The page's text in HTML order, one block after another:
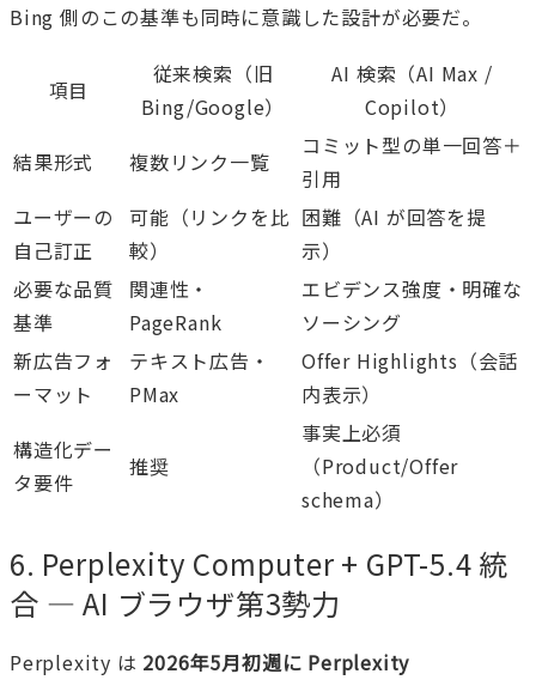
Bing 側のこの基準も同時に意識した設計が必要だ。
項目
従来検索（旧
Bing/Google）
AI 検索（AI Max /
Copilot）
結果形式
複数リンク一覧
コミット型の単一回答＋
引用
ユーザーの
自己訂正
可能（リンクを比
較）
困難（AI が回答を提
示）
必要な品質
基準
関連性・
PageRank
エビデンス強度・明確な
ソーシング
新広告フォ
ーマット
テキスト広告・
PMax
Offer Highlights（会話
内表示）
構造化デー
タ要件
推奨
事実上必須
（Product/Offer
schema）
6. Perplexity Computer + GPT-5.4 統
合 — AI ブラウザ第3勢力
Perplexity は 2026年5月初週に Perplexity